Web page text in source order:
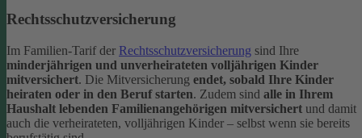
Rechtsschutzversicherung
Im Familien-Tarif der Rechtsschutzversicherung sind Ihre
minderjährigen und unverheirateten volljährigen Kinder
mitversichert. Die Mitversicherung endet, sobald Ihre Kinder
heiraten oder in den Beruf starten. Zudem sind alle in Ihrem
Haushalt lebenden Familienangehörigen mitversichert und damit
auch die verheirateten, volljährigen Kinder – selbst wenn sie bereits